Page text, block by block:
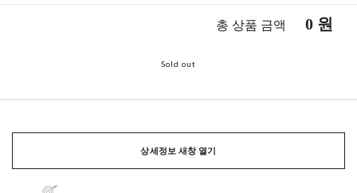
총 상품 금액 0 원
Sold out
상세정보 새창 열기